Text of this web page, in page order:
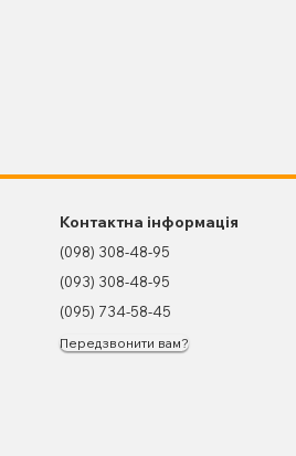
Контактна інформація
(098) 308-48-95
(093) 308-48-95
(095) 734-58-45
Передзвонити вам?